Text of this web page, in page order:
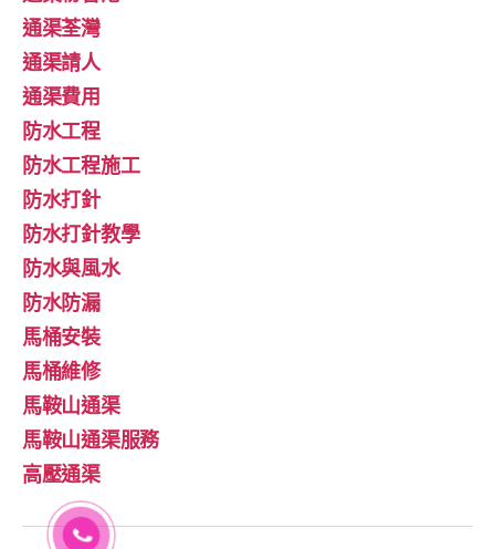
通渠荃灣
通渠請人
通渠費用
防水工程
防水工程施工
防水打針
防水打針教學
防水與風水
防水防漏
馬桶安裝
馬桶維修
馬鞍山通渠
馬鞍山通渠服務
高壓通渠